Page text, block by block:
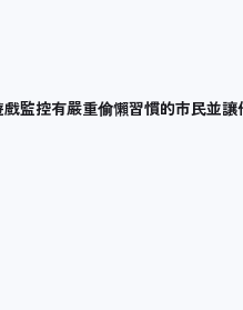
監控有嚴重偷懶習慣的市民並